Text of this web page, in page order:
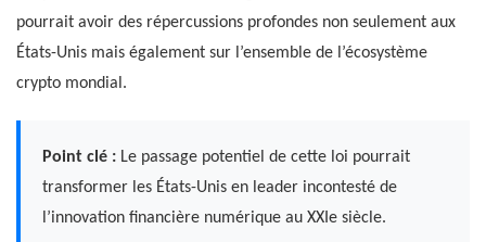
pourrait avoir des répercussions profondes non seulement aux
États-Unis mais également sur l’ensemble de l’écosystème
crypto mondial.
Point clé : Le passage potentiel de cette loi pourrait
transformer les États-Unis en leader incontesté de
l’innovation financière numérique au XXIe siècle.